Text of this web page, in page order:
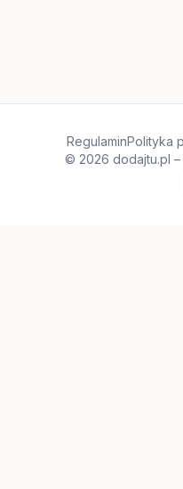
RegulaminPolityka
© 2026 dodajtu.pl